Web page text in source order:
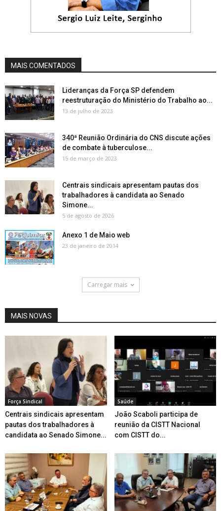
MAIS COMENTADOS
Lideranças da Força SP defendem
reestruturação do Ministério do Trabalho ao...
13 de julho de 2023
340ª Reunião Ordinária do CNS discute ações
de combate à tuberculose...
15 de março de 2023
Centrais sindicais apresentam pautas dos
trabalhadores à candidata ao Senado
Simone...
5 de agosto de 2026
Anexo 1 de Maio web
23 de janeiro de 2014
Carregar mais
MAIS NOVAS
Força Sindical
Centrais sindicais apresentam
pautas dos trabalhadores à
candidata ao Senado Simone...
Saúde
João Scaboli participa de
reunião da CISTT Nacional
com CISTT do...